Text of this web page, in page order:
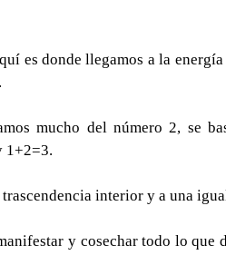
es donde llegamos a la
mucho del número 2, se
1+2=3.
interior y a una
y cosechar todo lo que